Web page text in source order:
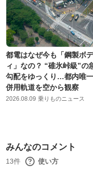
都電はなぜ今も「鋼製ボデ
ィ」なの？ “碓氷峠級”の
勾配をゆっくり…都内唯
併用軌道を空から観察
2026.08.09 乗りものニュース
みんなのコメント
13件 使い方